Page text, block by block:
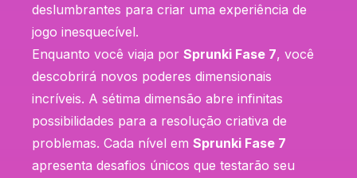
deslumbrantes para criar uma experiência de
jogo inesquecível.
Enquanto você viaja por Sprunki Fase 7, você
descobrirá novos poderes dimensionais
incríveis. A sétima dimensão abre infinitas
possibilidades para a resolução criativa de
problemas. Cada nível em Sprunki Fase 7
apresenta desafios únicos que testarão seu